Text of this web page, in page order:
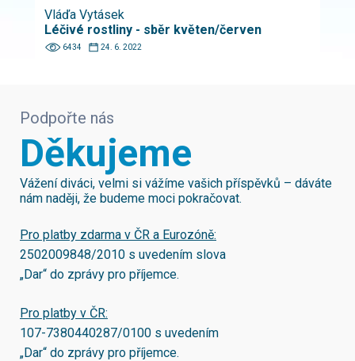
Vláďa Vytásek
Léčivé rostliny - sběr květen/červen
6434 24. 6. 2022
Podpořte nás
Děkujeme
Vážení diváci, velmi si vážíme vašich příspěvků – dáváte
nám naději, že budeme moci pokračovat.
Pro platby zdarma v ČR a Eurozóně:
2502009848/2010 s uvedením slova
„Dar“ do zprávy pro příjemce.
Pro platby v ČR:
107-7380440287/0100 s uvedením
„Dar“ do zprávy pro příjemce.